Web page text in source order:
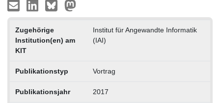
Zugehörige
Institution(en) am
KIT
Institut für Angewandte Informatik
(IAI)
Publikationstyp Vortrag
Publikationsjahr 2017